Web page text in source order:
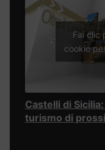
Fai clic
cookie
Castelli di
turismo di